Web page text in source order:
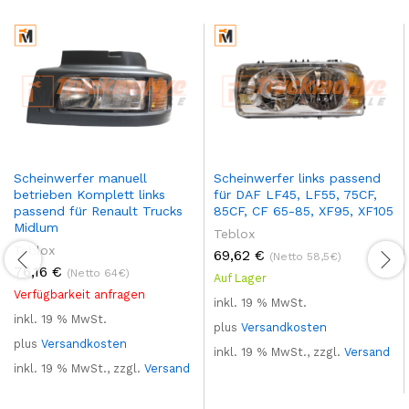
Scheinwerfer manuell
betrieben Komplett links
passend für Renault Trucks
Midlum
Teblox
76,16 € (Netto 64€)
Verfügbarkeit anfragen
inkl. 19 % MwSt.
plus Versandkosten
inkl. 19 % MwSt., zzgl. Versand
Scheinwerfer links passend
für DAF LF45, LF55, 75CF,
85CF, CF 65-85, XF95, XF105
Teblox
69,62 € (Netto 58,5€)
Auf Lager
inkl. 19 % MwSt.
plus Versandkosten
inkl. 19 % MwSt., zzgl. Versand